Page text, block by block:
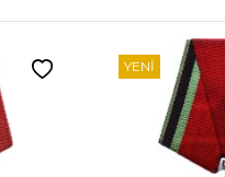
YENI